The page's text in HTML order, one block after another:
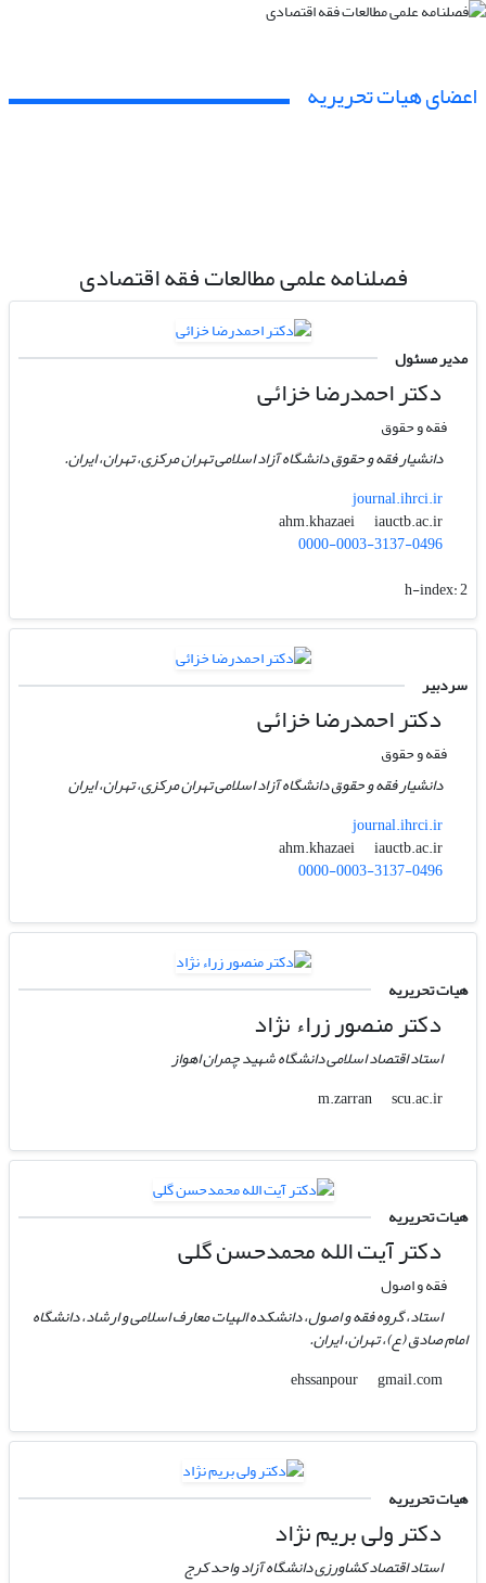
اعضای هیات تحریریه
فصلنامه علمی مطالعات فقه اقتصادی
مدیر مسئول
دکتر احمدرضا خزائی
فقه و حقوق
دانشیار فقه و حقوق دانشگاه آزاد اسلامی تهران مرکزی، تهران، ایران.
journal.ihrci.ir
ahm.khazaei
iauctb.ac.ir
0000-0003-3137-0496
h-index:2
سردبیر
دکتر احمدرضا خزائی
فقه و حقوق
دانشیار فقه و حقوق دانشگاه آزاد اسلامی تهران مرکزی، تهران، ایران
journal.ihrci.ir
ahm.khazaei
iauctb.ac.ir
0000-0003-3137-0496
هیات تحریریه
دکتر منصور زراء نژاد
استاد اقتصاد اسلامی دانشگاه شهید چمران اهواز
m.zarran
scu.ac.ir
هیات تحریریه
دکتر آیت الله محمدحسن گلی
فقه و اصول
استاد، گروه فقه و اصول، دانشکده الهیات معارف اسلامی و ارشاد، دانشگاه
امام صادق (ع)، تهران، ایران.
ehssanpour
gmail.com
هیات تحریریه
دکتر ولی بریم نژاد
استاد اقتصاد کشاورزی دانشگاه آزاد واحد کرج